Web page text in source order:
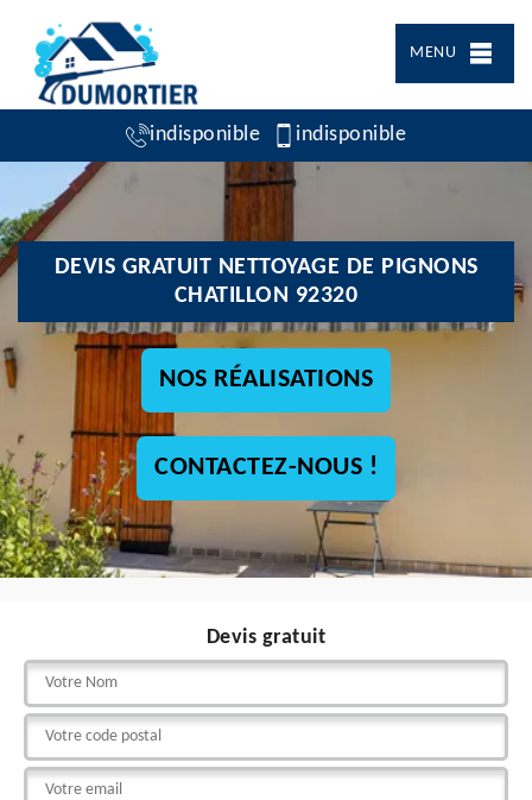
MENU
indisponible indisponible
DEVIS GRATUIT NETTOYAGE DE PIGNONS
CHATILLON 92320
NOS RÉALISATIONS
CONTACTEZ-NOUS !
Devis gratuit